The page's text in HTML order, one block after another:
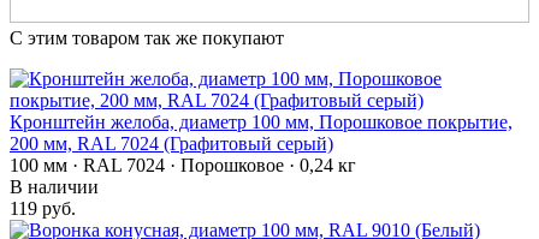
С этим товаром так же покупают
Кронштейн желоба, диаметр 100 мм, Порошковое покрытие,
200 мм, RAL 7024 (Графитовый серый)
100 мм · RAL 7024 · Порошковое · 0,24 кг
В наличии
119 руб.